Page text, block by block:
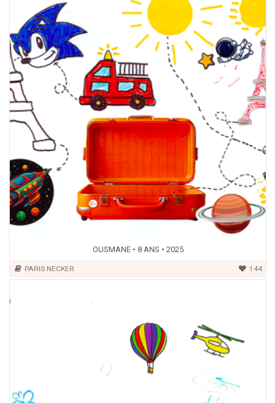
OUSMANE • 8 ANS • 2025
PARIS NECKER 144